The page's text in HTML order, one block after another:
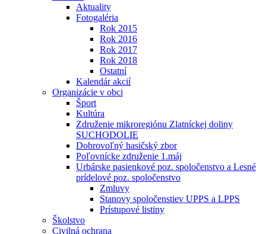
Aktuality
Fotogaléria
Rok 2015
Rok 2016
Rok 2017
Rok 2018
Ostatní
Kalendár akcií
Organizácie v obci
Šport
Kultúra
Združenie mikroregiónu Zlatníckej doliny
SUCHODOLIE
Dobrovoľný hasičský zbor
Poľovnícke združenie 1.máj
Urbárske pasienkové poz. spoločenstvo a Lesné
prídelové poz. spoločenstvo
Zmluvy
Stanovy spoločenstiev UPPS a LPPS
Prístupové listiny
Školstvo
Civilná ochrana